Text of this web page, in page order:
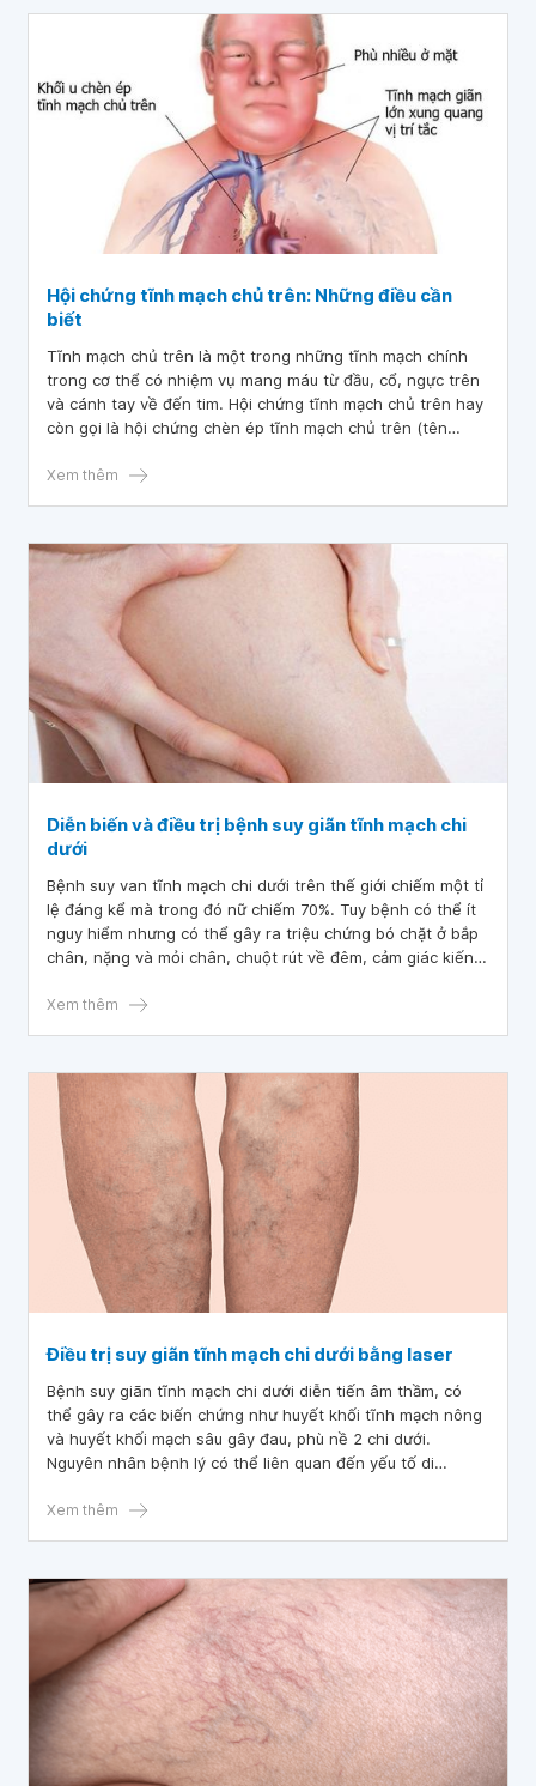
Hội chứng tĩnh mạch chủ trên: Những điều cần
biết
Tĩnh mạch chủ trên là một trong những tĩnh mạch chính
trong cơ thể có nhiệm vụ mang máu từ đầu, cổ, ngực trên
và cánh tay về đến tim. Hội chứng tĩnh mạch chủ trên hay
còn gọi là hội chứng chèn ép tĩnh mạch chủ trên (tên
khối u ung thư hoặc cục máu đông làm hạn chế lưu lượng
Xem thêm
Diễn biến và điều trị bệnh suy giãn tĩnh mạch chi
dưới
Bệnh suy van tĩnh mạch chi dưới trên thế giới chiếm một tỉ
lệ đáng kể mà trong đó nữ chiếm 70%. Tuy bệnh có thể ít
nguy hiểm nhưng có thể gây ra triệu chứng bó chặt ở bắp
chân, nặng và mỏi chân, chuột rút về đêm, cảm giác kiến
chân.
Xem thêm
Điều trị suy giãn tĩnh mạch chi dưới bằng laser
Bệnh suy giãn tĩnh mạch chi dưới diễn tiến âm thầm, có
thể gây ra các biến chứng như huyết khối tĩnh mạch nông
và huyết khối mạch sâu gây đau, phù nề 2 chi dưới.
Nguyên nhân bệnh lý có thể liên quan đến yếu tố di
vận động...
Xem thêm